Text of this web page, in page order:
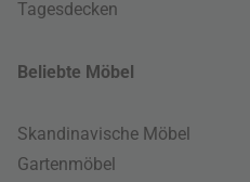
Tagesdecken
Beliebte Möbel
Skandinavische Möbel
Gartenmöbel